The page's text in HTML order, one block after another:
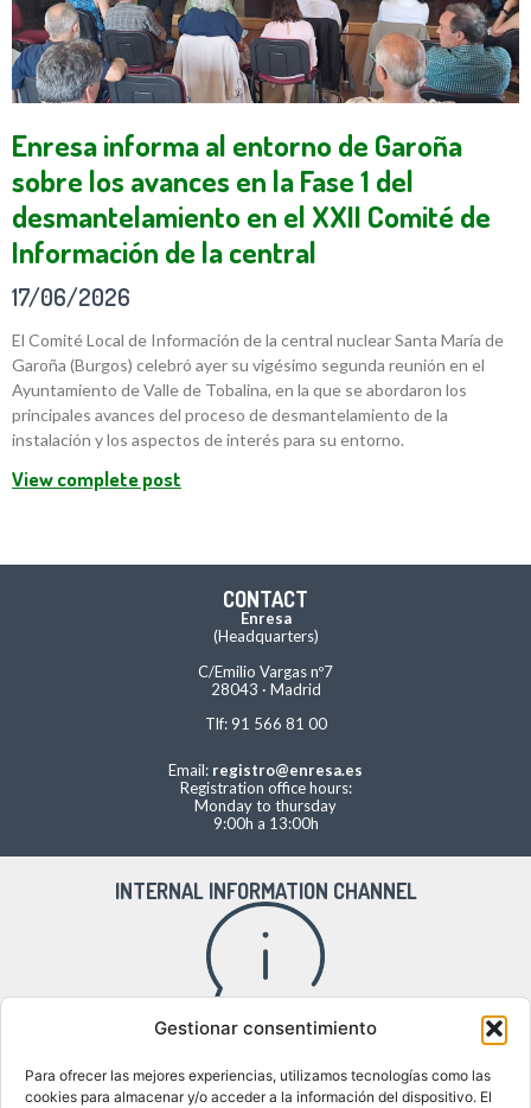
Gestionar consentimiento
Para ofrecer las mejores experiencias, utilizamos tecnologías como las
cookies para almacenar y/o acceder a la información del dispositivo. El
Enresa informa al entorno de Garoña
sobre los avances en la Fase 1 del
desmantelamiento en el XXII Comité de
Información de la central
17/06/2026
El Comité Local de Información de la central nuclear Santa María de
Garoña (Burgos) celebró ayer su vigésimo segunda reunión en el
Ayuntamiento de Valle de Tobalina, en la que se abordaron los
principales avances del proceso de desmantelamiento de la
instalación y los aspectos de interés para su entorno.
View complete post
CONTACT
Enresa
(Headquarters)
C/Emilio Vargas nº7
28043 · Madrid
Tlf: 91 566 81 00
Email: registro@enresa.es
Registration office hours:
Monday to thursday
9:00h a 13:00h
INTERNAL INFORMATION CHANNEL
Access to the internal information channel